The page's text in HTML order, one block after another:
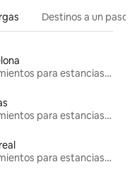
Destinos a un
Alojamientos para estancias largas
Alojamientos para estancias largas
Alojamientos para estancias largas